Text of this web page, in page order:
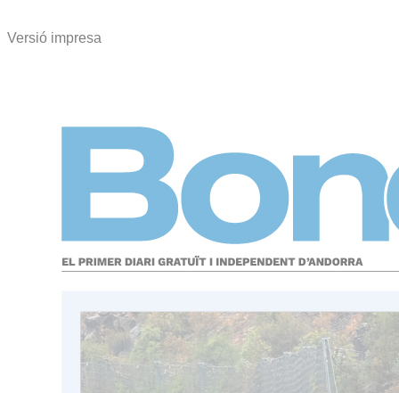
Versió impresa